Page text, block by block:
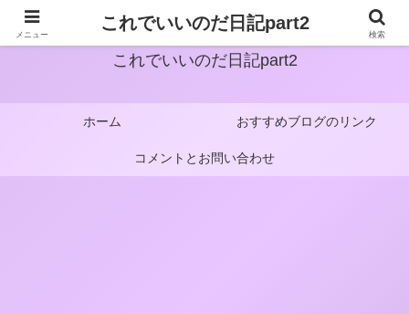
これでいいのだ日記part2
ホーム おすすめブログのリンク
コメントとお問い合わせ
メニュー
これでいいのだ日記part2
検索